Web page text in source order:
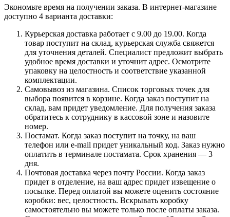
Экономьте время на получении заказа. В интернет-магазине
доступно 4 варианта доставки:
Курьерская доставка работает с 9.00 до 19.00. Когда
товар поступит на склад, курьерская служба свяжется
для уточнения деталей. Специалист предложит выбрать
удобное время доставки и уточнит адрес. Осмотрите
упаковку на целостность и соответствие указанной
комплектации.
Самовывоз из магазина. Список торговых точек для
выбора появится в корзине. Когда заказ поступит на
склад, вам придет уведомление. Для получения заказа
обратитесь к сотруднику в кассовой зоне и назовите
номер.
Постамат. Когда заказ поступит на точку, на ваш
телефон или e-mail придет уникальный код. Заказ нужно
оплатить в терминале постамата. Срок хранения — 3
дня.
Почтовая доставка через почту России. Когда заказ
придет в отделение, на ваш адрес придет извещение о
посылке. Перед оплатой вы можете оценить состояние
коробки: вес, целостность. Вскрывать коробку
самостоятельно вы можете только после оплаты заказа.